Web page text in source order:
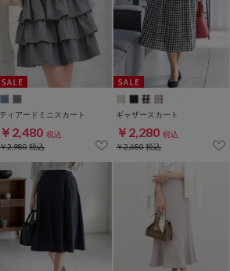
ティアードミニスカート
￥2,480 税込
￥2,980税込
ギャザースカート
￥2,280 税込
￥2,680税込